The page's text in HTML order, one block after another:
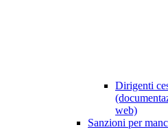
Dirigenti
web)
Sanzioni per